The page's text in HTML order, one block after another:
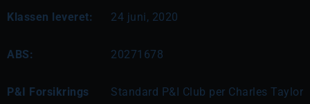
Klassen leveret: 24 juni, 2020
ABS: 20271678
P&I Forsikrings
Standard P&I Club per Charles Taylor